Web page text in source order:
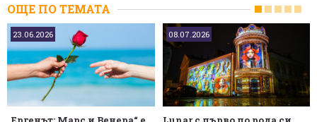
ОЩЕ ПО ТЕМАТА
23.06.2026 08.07.2026